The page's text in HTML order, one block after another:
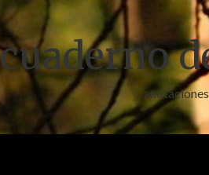
cuaderno
anotaciones